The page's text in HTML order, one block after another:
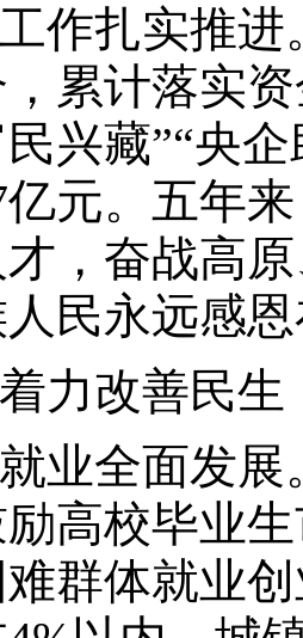
作扎实推
，累计落实
兴藏”“央
亿元。五年
，奋战高
民永远感
力改善民生
业全面发
高校毕业
群体就业